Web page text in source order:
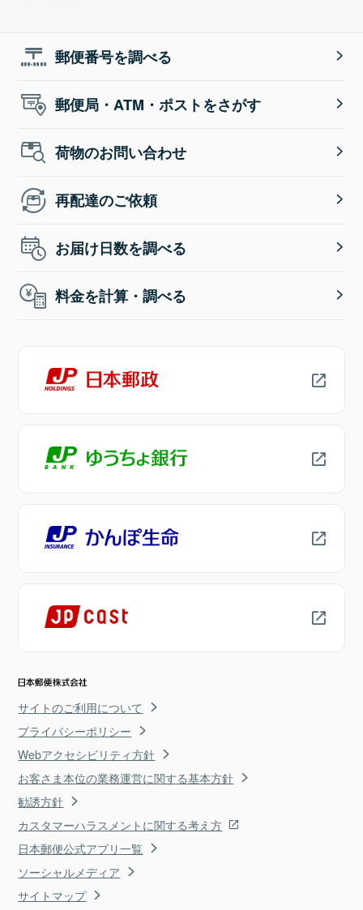
郵便番号を調べる
郵便局・ATM・ポストをさがす
荷物のお問い合わせ
再配達のご依頼
お届け日数を調べる
料金を計算・調べる
サイトのご利用について
プライバシーポリシー
Webアクセシビリティ方針
お客さま本位の業務運営に関する基本方針
勧誘方針
カスタマーハラスメントに関する考え方
日本郵便公式アプリ一覧
ソーシャルメディア
サイトマップ